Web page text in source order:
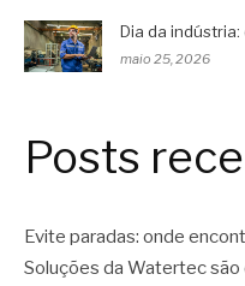
Dia da
maio 25, 2026
Posts
Evite paradas: onde
Soluções da Watertec